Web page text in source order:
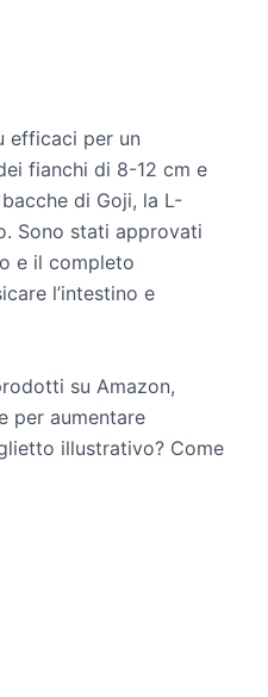
efficaci per un
fianchi di 8-12 cm e
di Goji, la L-
Sono stati approvati
e il completo
l’intestino e
su Amazon,
per aumentare
illustrativo? Come